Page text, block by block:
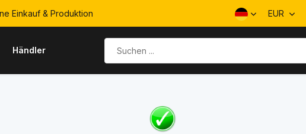
Einkauf & Produktion EUR
Händler